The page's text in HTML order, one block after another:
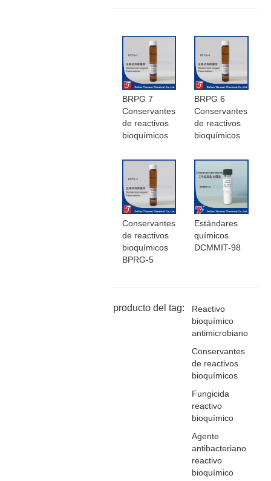
BRPG 7
Conservantes
de reactivos
bioquímicos
BRPG 6
Conservantes
de reactivos
bioquímicos
Conservantes
de reactivos
bioquímicos
BPRG-5
Estándares
químicos
DCMMIT-98
producto del tag:
Reactivo
bioquímico
antimicrobiano
Conservantes
de reactivos
bioquímicos
Fungicida
reactivo
bioquímico
Agente
antibacteriano
reactivo
bioquímico